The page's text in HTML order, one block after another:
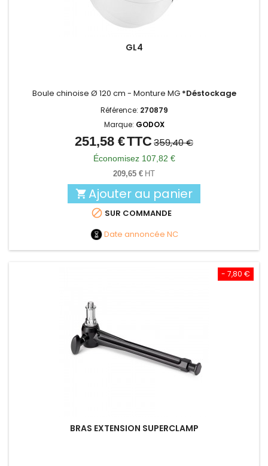
GL4
Boule chinoise Ø 120 cm - Monture MG *Déstockage
Référence: 270879
Marque: GODOX
Prix
Prix
de
base
251,58 €TTC359,40 €
Économisez 107,82 €
209,65 € HT
 Ajouter au panier
 SUR COMMANDE
Date annoncée NC
- 7,80 €
BRAS EXTENSION SUPERCLAMP